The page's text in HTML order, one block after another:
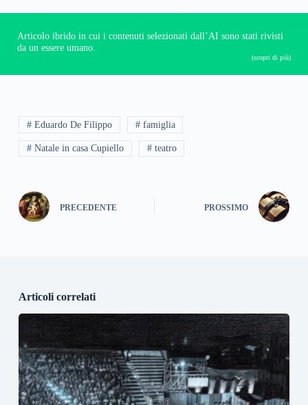
Articolo ibrido in cui i contenuti selezionati dall’AI sono stati rivisti
da un essere umano.
(scopri di più)
# Eduardo De Filippo # famiglia
# Natale in casa Cupiello # teatro
PRECEDENTE PROSSIMO
Articoli correlati